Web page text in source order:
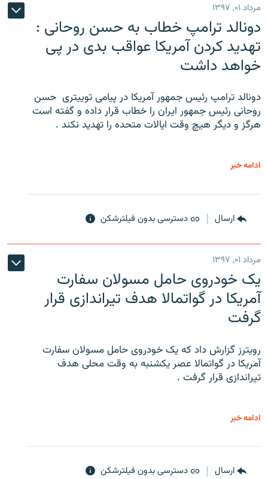
مرداد ۰۱, ۱۳۹۷
دونالد ترامپ خطاب به حسن روحانی :
تهدید کردن آمریکا عواقب بدی در پی
خواهد داشت
دونالد ترامپ رئیس جمهور آمریکا در پیامی توییتری ‌ حسن
روحانی رئیس جمهور ایران را خطاب قرار داده و گفته است
هرگز و دیگر هیچ وقت ایالات متحده را تهدید نکند .
ادامه خبر
ارسال دسترسی بدون فیلترشکن
مرداد ۰۱, ۱۳۹۷
یک خودروی حامل مسولان سفارت
آمریکا در گواتمالا هدف تیراندازی قرار
گرفت
رویترز گزارش داد که یک خودروی حامل مسولان سفارت
آمریکا در گواتمالا عصر یکشنبه به وقت محلی هدف
تیراندازی قرار گرفت .
ادامه خبر
ارسال دسترسی بدون فیلترشکن